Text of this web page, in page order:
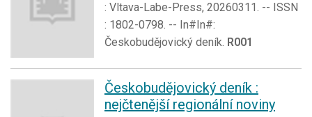
: Vltava-Labe-Press, 20260311. -- ISSN
: 1802-0798. -- In#In#:
Českobudějovický deník. R001
Českobudějovický deník :
nejčtenější regionální noviny